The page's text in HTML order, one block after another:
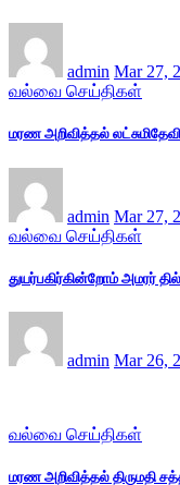
admin Mar 27,
வல்வை செய்திகள்
மரண அறிவித்தல்
admin Mar 27,
வல்வை செய்திகள்
துயர்பகிர்கின்றோம் அமரர்
admin Mar 26,
வல்வை செய்திகள்
மரண அறிவித்தல் திருமதி